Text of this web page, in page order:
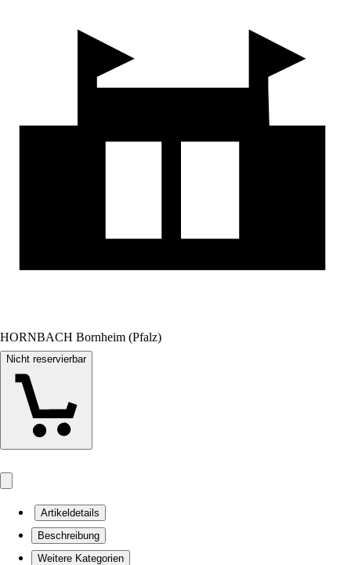
HORNBACH Bornheim (Pfalz)
Nicht reservierbar
Artikeldetails
Beschreibung
Weitere Kategorien